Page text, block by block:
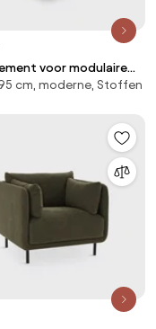
voor modulaire
ribfluweel, Seven
cm, moderne, Stoffen